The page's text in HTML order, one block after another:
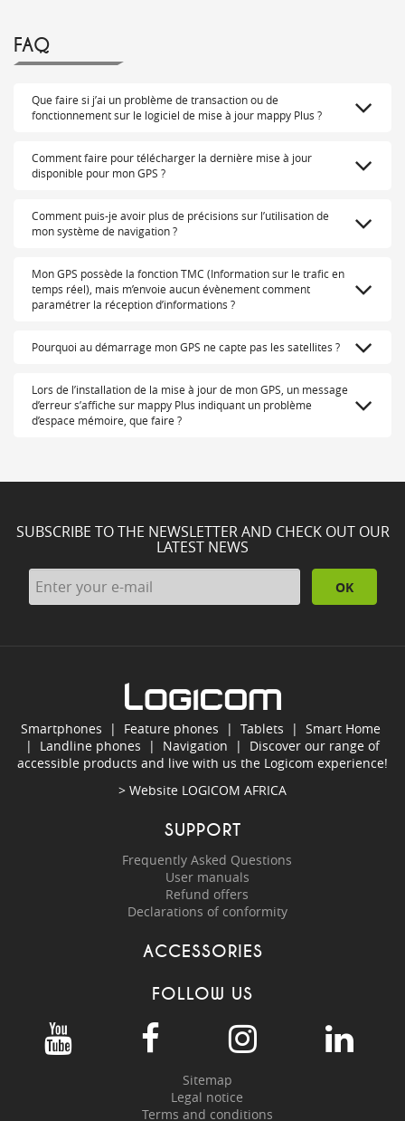
FAQ
Que faire si j’ai un problème de transaction ou de
fonctionnement sur le logiciel de mise à jour mappy Plus ?
Comment faire pour télécharger la dernière mise à jour
disponible pour mon GPS ?
Comment puis-je avoir plus de précisions sur l’utilisation de
mon système de navigation ?
Mon GPS possède la fonction TMC (Information sur le trafic en
temps réel), mais m’envoie aucun évènement comment
paramétrer la réception d’informations ?
Pourquoi au démarrage mon GPS ne capte pas les satellites ?
Lors de l’installation de la mise à jour de mon GPS, un message
d’erreur s’affiche sur mappy Plus indiquant un problème
d’espace mémoire, que faire ?
SUBSCRIBE TO THE NEWSLETTER AND CHECK OUT OUR
LATEST NEWS
OK
Smartphones | Feature phones | Tablets | Smart Home
| Landline phones | Navigation | Discover our range of
accessible products and live with us the Logicom experience!
> Website LOGICOM AFRICA
SUPPORT
Frequently Asked Questions
User manuals
Refund offers
Declarations of conformity
ACCESSORIES
FOLLOW US
Sitemap
Legal notice
Terms and conditions